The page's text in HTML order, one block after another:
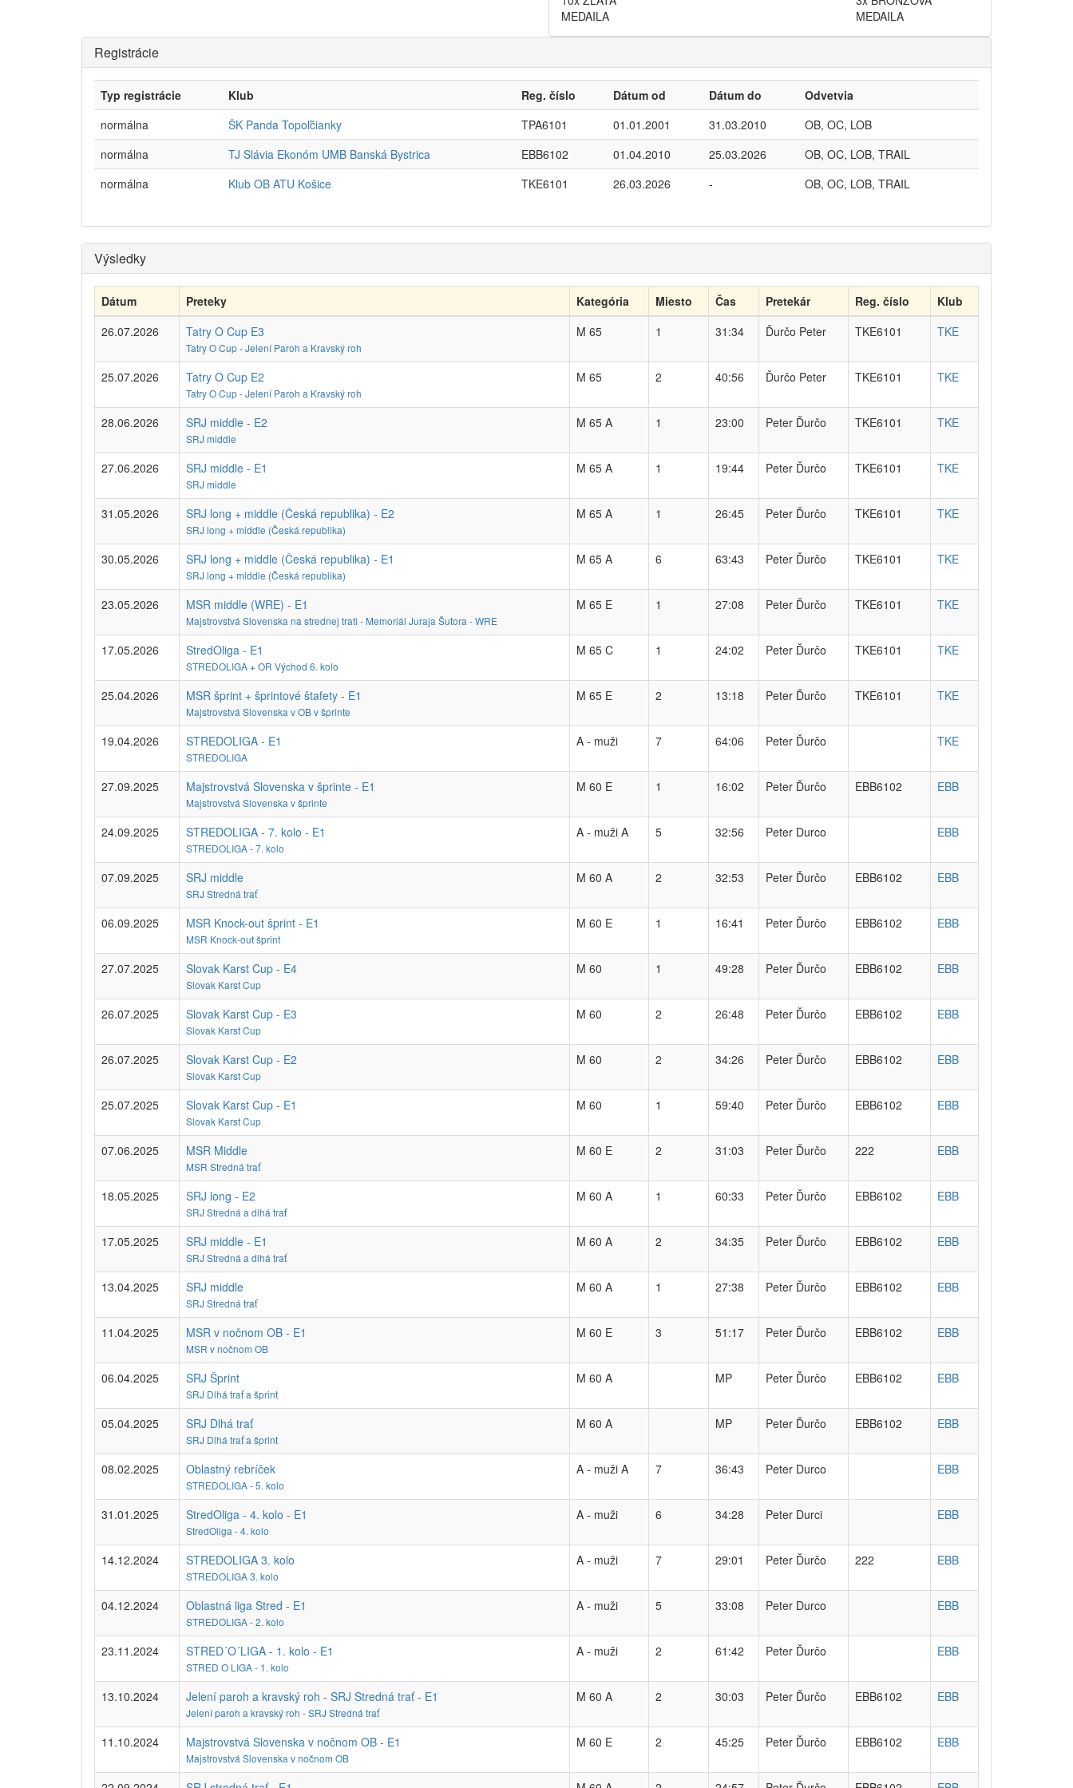
MEDAILA
MEDAILA
Registrácie
Typ registrácie Klub Reg. číslo Dátum od Dátum do
Odvetvia
normálna
ŠK Panda Topoľčianky TPA6101 01.01.2001 31.03.2010
OB, OC, LOB
normálna
TJ Slávia Ekonóm UMB Banská Bystrica EBB6102 01.04.2010 25.03.2026
OB, OC, LOB, TRAIL
normálna
Klub OB ATU Košice TKE6101 26.03.2026 - OB, OC, LOB, TRAIL
Výsledky
Dátum Preteky Kategória Miesto Čas Pretekár Reg. číslo
Klub
26.07.2026
Tatry O Cup E3
Tatry O Cup - Jelení Paroh a Kravský roh
M 65 1 31:34 Ďurčo Peter TKE6101 TKE
25.07.2026 Tatry O Cup E2
Tatry O Cup - Jelení Paroh a Kravský roh
M 65 2 40:56 Ďurčo Peter TKE6101 TKE
28.06.2026 SRJ middle - E2
SRJ middle
M 65 A 1 23:00 Peter Ďurčo TKE6101 TKE
27.06.2026 SRJ middle - E1
SRJ middle
M 65 A 1 19:44 Peter Ďurčo TKE6101 TKE
31.05.2026 SRJ long + middle (Česká republika) - E2
SRJ long + middle (Česká republika)
M 65 A 1 26:45 Peter Ďurčo TKE6101 TKE
30.05.2026 SRJ long + middle (Česká republika) - E1
SRJ long + middle (Česká republika)
M 65 A 6 63:43 Peter Ďurčo TKE6101 TKE
23.05.2026 MSR middle (WRE) - E1
Majstrovstvá Slovenska na strednej trati - Memoriál Juraja Šutora - WRE
M 65 E 1 27:08 Peter Ďurčo TKE6101 TKE
17.05.2026 StredOliga - E1
STREDOLIGA + OR Východ 6. kolo
M 65 C 1 24:02 Peter Ďurčo TKE6101 TKE
25.04.2026 MSR šprint + šprintové štafety - E1
Majstrovstvá Slovenska v OB v šprinte
M 65 E 2 13:18 Peter Ďurčo TKE6101 TKE
19.04.2026 STREDOLIGA - E1
STREDOLIGA
A - muži 7 64:06 Peter Ďurčo TKE
27.09.2025 Majstrovstvá Slovenska v šprinte - E1
Majstrovstvá Slovenska v šprinte
M 60 E 1 16:02 Peter Ďurčo EBB6102 EBB
24.09.2025 STREDOLIGA - 7. kolo - E1
STREDOLIGA - 7. kolo
A - muži A 5 32:56 Peter Durco EBB
07.09.2025 SRJ middle
SRJ Stredná trať
M 60 A 2 32:53 Peter Ďurčo EBB6102 EBB
06.09.2025 MSR Knock-out šprint - E1
MSR Knock-out šprint
M 60 E 1 16:41 Peter Ďurčo EBB6102 EBB
27.07.2025 Slovak Karst Cup - E4
Slovak Karst Cup
M 60 1 49:28 Peter Ďurčo EBB6102 EBB
26.07.2025 Slovak Karst Cup - E3
Slovak Karst Cup
M 60 2 26:48 Peter Ďurčo EBB6102 EBB
26.07.2025 Slovak Karst Cup - E2
Slovak Karst Cup
M 60 2 34:26 Peter Ďurčo EBB6102 EBB
25.07.2025 Slovak Karst Cup - E1
Slovak Karst Cup
M 60 1 59:40 Peter Ďurčo EBB6102 EBB
07.06.2025 MSR Middle
MSR Stredná trať
M 60 E 2 31:03 Peter Ďurčo 222 EBB
18.05.2025 SRJ long - E2
SRJ Stredná a dlhá trať
M 60 A 1 60:33 Peter Ďurčo EBB6102 EBB
17.05.2025 SRJ middle - E1
SRJ Stredná a dlhá trať
M 60 A 2 34:35 Peter Ďurčo EBB6102 EBB
13.04.2025 SRJ middle
SRJ Stredná trať
M 60 A 1 27:38 Peter Ďurčo EBB6102 EBB
11.04.2025 MSR v nočnom OB - E1
MSR v nočnom OB
M 60 E 3 51:17 Peter Ďurčo EBB6102 EBB
06.04.2025 SRJ Šprint
SRJ Dlhá trať a šprint
M 60 A MP Peter Ďurčo EBB6102 EBB
05.04.2025 SRJ Dlhá trať
SRJ Dlhá trať a šprint
M 60 A MP Peter Ďurčo EBB6102 EBB
08.02.2025 Oblastný rebríček
STREDOLIGA - 5. kolo
A - muži A 7 36:43 Peter Durco EBB
31.01.2025 StredOliga - 4. kolo - E1
StredOliga - 4. kolo
A - muži 6 34:28 Peter Durci EBB
14.12.2024 STREDOLIGA 3. kolo
STREDOLIGA 3. kolo
A - muži 7 29:01 Peter Ďurčo 222 EBB
04.12.2024 Oblastná liga Stred - E1
STREDOLIGA - 2. kolo
A - muži 5 33:08 Peter Durco EBB
23.11.2024 STRED´O´LIGA - 1. kolo - E1
STRED O LIGA - 1. kolo
A - muži 2 61:42 Peter Ďurčo EBB
13.10.2024 Jelení paroh a kravský roh - SRJ Stredná trať - E1
Jelení paroh a kravský roh - SRJ Stredná trať
M 60 A 2 30:03 Peter Ďurčo EBB6102 EBB
11.10.2024 Majstrovstvá Slovenska v nočnom OB - E1
Majstrovstvá Slovenska v nočnom OB
M 60 E 2 45:25 Peter Ďurčo EBB6102 EBB